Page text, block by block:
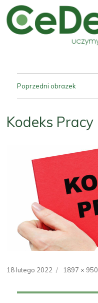
Poprzedni obrazek
Kodeks Pracy
Opublikowano
18 lutego 2022
Pełny
1897 × 950